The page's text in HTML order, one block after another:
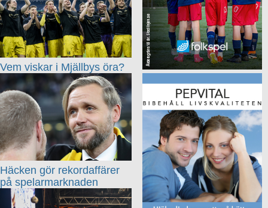
Vem viskar i Mjällbys öra?
Häcken gör rekordaffärer
på spelarmarknaden